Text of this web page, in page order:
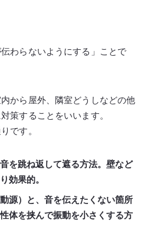
わらないようにする」ことで
から屋外、隣室どうしなどの他
策することをいいます。
です。
を跳ね返して遮る方法。壁など
効果的。
源）と、音を伝えたくない箇所
体を挟んで振動を小さくする方